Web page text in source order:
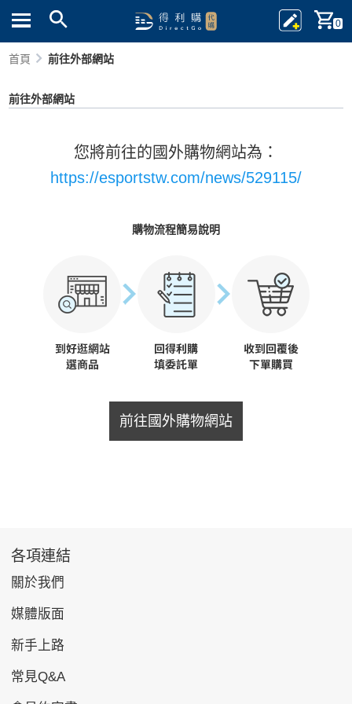
0
首頁 前往外部網站
前往外部網站
您將前往的國外購物網站為：
https://esportstw.com/news/529115/
購物流程簡易說明
前往國外購物網站
各項連結
關於我們
媒體版面
新手上路
常見Q&A